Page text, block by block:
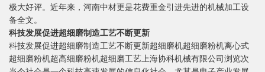
极大好评。近年来，河南中材更是花费重金引进先进的机械加工设
备全文。
科技发展促进超细磨制造工艺不断更新
科技发展促进超细磨制造工艺不断更新超细磨机超细磨粉机离心式
超细磨粉机超高细磨粉机超细磨工艺上海协科机械有限公司浏览次